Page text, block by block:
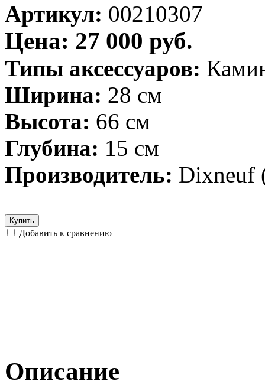
Артикул: 00210307
Цена: 27 000 руб.
Типы аксессуаров:
Ширина: 28 см
Высота: 66 см
Глубина: 15 см
Производитель: Dixneuf
Купить
Добавить к сравнению
Описание